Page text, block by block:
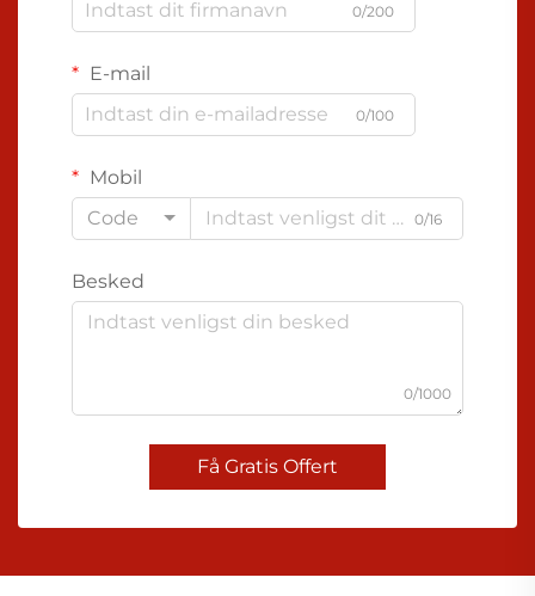
0/200
E-mail
0/100
Mobil
Code
0/16
Besked
0/1000
Få Gratis Offert